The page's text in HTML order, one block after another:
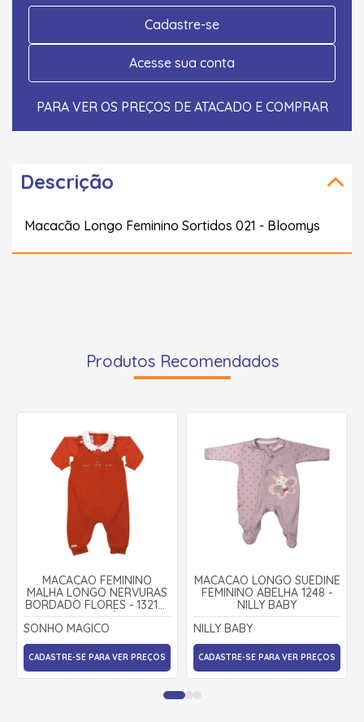
Cadastre-se
Acesse sua conta
PARA VER OS PREÇOS DE ATACADO E COMPRAR
Descrição
Macacão Longo Feminino Sortidos 021 - Bloomys
Produtos Recomendados
MACACÃO FEMININO
MALHA LONGO NERVURAS
BORDADO FLORES - 132147
- SONHO MÁGICO
SONHO MAGICO
CADASTRE-SE PARA VER PREÇOS
MACACÃO LONGO SUEDINE
FEMININO ABELHA 1248 -
NILLY BABY
NILLY BABY
CADASTRE-SE PARA VER PREÇOS